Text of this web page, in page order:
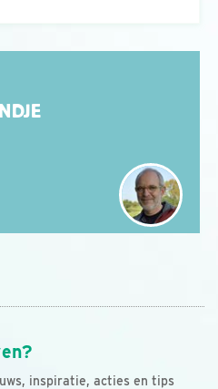
inspiratie, acties en tips